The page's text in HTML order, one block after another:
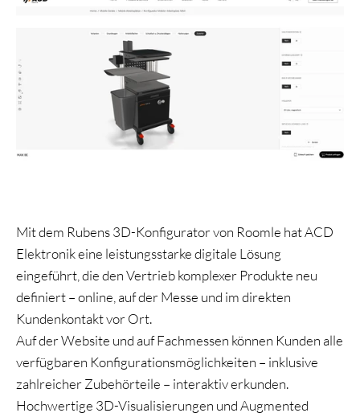
Mit dem Rubens 3D-Konfigurator von Roomle hat ACD
Elektronik eine leistungsstarke digitale Lösung
eingeführt, die den Vertrieb komplexer Produkte neu
definiert – online, auf der Messe und im direkten
Kundenkontakt vor Ort.
Auf der Website und auf Fachmessen können Kunden alle
verfügbaren Konfigurationsmöglichkeiten – inklusive
zahlreicher Zubehörteile – interaktiv erkunden.
Hochwertige 3D-Visualisierungen und Augmented